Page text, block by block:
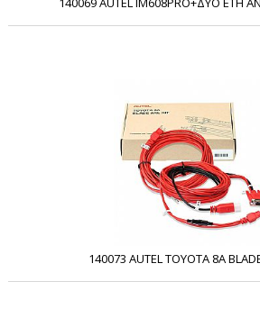
140073 AUTEL TOYOTA 8A